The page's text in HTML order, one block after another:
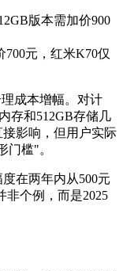
版本需加价900
元，红米K70仅
成本增幅。对计
存和512GB存储几
影响，但用户实际
门槛"。
在两年内从500元
非个例，而是2025